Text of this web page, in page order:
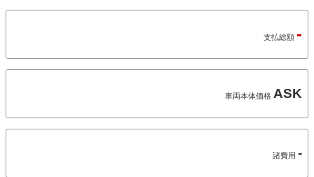
支払総額 -
車両本体価格 ASK
諸費用 -